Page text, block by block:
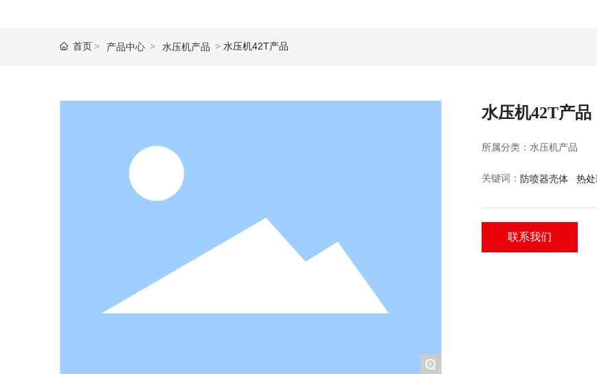
首页 产品中心 水压机产品 水压机42T产品
+
水压机42T产品
所属分类：水压机产品
关键词： 防喷器壳体 热处
联系我们